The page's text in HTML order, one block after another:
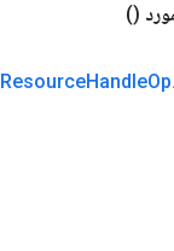
()
ResourceHandleOp.